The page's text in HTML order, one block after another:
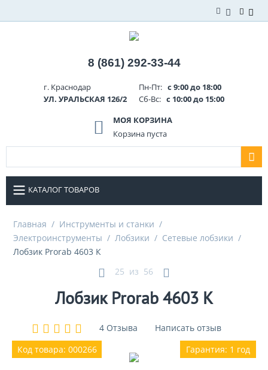
8 (861) 292-33-44
г. Краснодар
УЛ. УРАЛЬСКАЯ 126/2
Пн-Пт: с 9:00 до 18:00
Сб-Вс: с 10:00 до 15:00
МОЯ КОРЗИНА
Корзина пуста
КАТАЛОГ ТОВАРОВ
Главная / Инструменты и станки /
Электроинструменты / Лобзики / Сетевые лобзики /
Лобзик Prorab 4603 К
25 из 56
Лобзик Prorab 4603 К
4 Отзыва
Написать отзыв
Гарантия: 1 год
Код товара: 000266